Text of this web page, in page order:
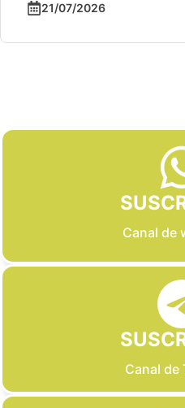
21/07/2026
Canal de
Canal de